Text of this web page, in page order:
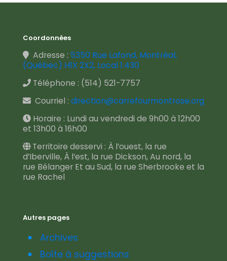
Coordonnées
Adresse : 5350 Rue Lafond, Montréal,
(Québec) H1X 2X2, Local 1.430
Téléphone : (514) 521-7757
Courriel : direction@carrefourmontrose.org
Horaire : Lundi au vendredi de 9h00 à 12h00
et 13h00 à 16h00
Territoire desservi : À l’ouest, la rue
d’Iberville, À l’est, la rue Dickson, Au nord, la
rue Bélanger Et au Sud, la rue Sherbrooke et la
rue Rachel
Autres pages
Archives
Boîte à suggestions